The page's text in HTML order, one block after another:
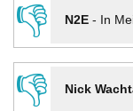
👎
N2E- In
👎
Nick